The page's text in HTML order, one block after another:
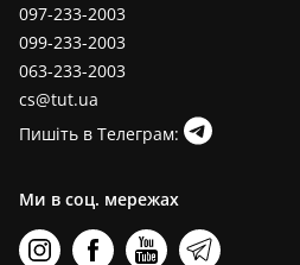
097-233-2003
099-233-2003
063-233-2003
cs@tut.ua
Пишіть в Телеграм:
Ми в соц. мережах